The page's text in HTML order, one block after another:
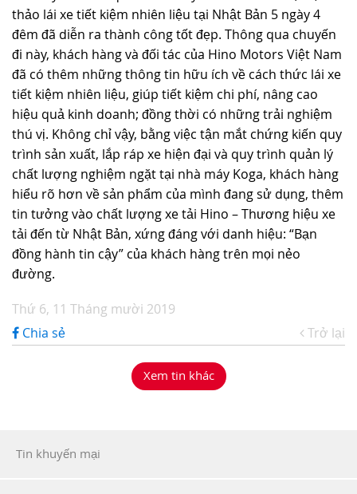
thảo lái xe tiết kiệm nhiên liệu tại Nhật Bản 5 ngày 4
đêm đã diễn ra thành công tốt đẹp. Thông qua chuyến
đi này, khách hàng và đối tác của Hino Motors Việt Nam
đã có thêm những thông tin hữu ích về cách thức lái xe
tiết kiệm nhiên liệu, giúp tiết kiệm chi phí, nâng cao
hiệu quả kinh doanh; đồng thời có những trải nghiệm
thú vị. Không chỉ vậy, bằng việc tận mắt chứng kiến quy
trình sản xuất, lắp ráp xe hiện đại và quy trình quản lý
chất lượng nghiệm ngặt tại nhà máy Koga, khách hàng
hiểu rõ hơn về sản phẩm của mình đang sử dụng, thêm
tin tưởng vào chất lượng xe tải Hino – Thương hiệu xe
tải đến từ Nhật Bản, xứng đáng với danh hiệu: “Bạn
đồng hành tin cậy” của khách hàng trên mọi nẻo
đường.
Thứ 6, 11 Tháng mười 2019
Chia sẻ
Trở lại
Xem tin khác
Tin khuyến mại